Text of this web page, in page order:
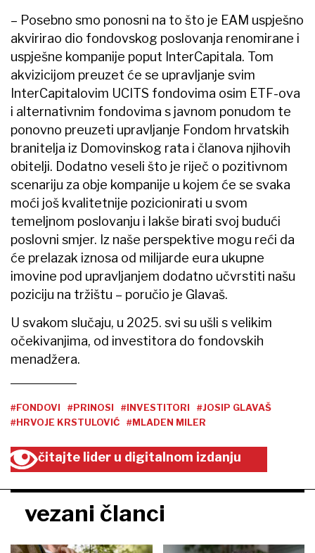
– Posebno smo ponosni na to što je EAM uspješno
akvirirao dio fondovskog poslovanja renomirane i
uspješne kompanije poput InterCapitala. Tom
akvizicijom preuzet će se upravljanje svim
InterCapitalovim UCITS fondovima osim ETF-ova
i alternativnim fondovima s javnom ponudom te
ponovno preuzeti upravljanje Fondom hrvatskih
branitelja iz Domovinskog rata i članova njihovih
obitelji. Dodatno veseli što je riječ o pozitivnom
scenariju za obje kompanije u kojem će se svaka
moći još kvalitetnije pozicionirati u svom
temeljnom poslovanju i lakše birati svoj budući
poslovni smjer. Iz naše perspektive mogu reći da
će prelazak iznosa od milijarde eura ukupne
imovine pod upravljanjem dodatno učvrstiti našu
poziciju na tržištu – poručio je Glavaš.
U svakom slučaju, u 2025. svi su ušli s velikim
očekivanjima, od investitora do fondovskih
menadžera.
#FONDOVI #PRINOSI #INVESTITORI
#JOSIP GLAVAŠ
#HRVOJE KRSTULOVIĆ
#MLADEN MILER
čitajte lider u digitalnom izdanju
vezani članci